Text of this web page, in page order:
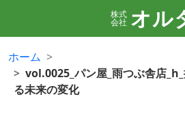
株式
会社 オル
ホーム
vol.0025_パン屋_雨つぶ舎店
る未来の変化